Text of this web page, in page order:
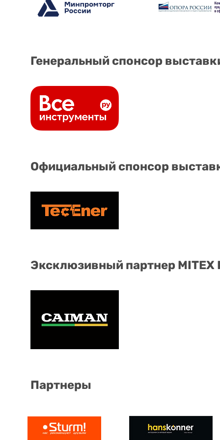
Генеральный спонсор
Официальный спонсор
Эксклюзивный партнер
Партнеры